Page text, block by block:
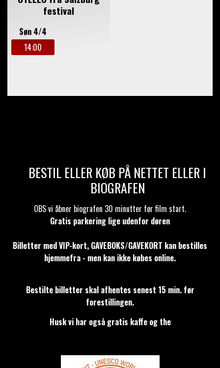
BESTIL ELLER KØB PÅ NETTET ELLER I
BIOGRAFEN
OBS vi åbner biografen 30 minutter før film start.
Gratis parkering lige udenfor døren
Billetter med VIP-kort, GAVEBOKS/GAVEKORT kan bestilles
hjemmefra - men kan ikke købes online.
Bestilte billetter skal afhentes senest 15 min. før
forestillingen.
Husk vi har også gratis kaffe og the